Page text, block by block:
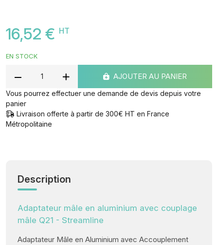
16,52 € HT
EN STOCK
AJOUTER AU PANIER
Vous pourrez effectuer une demande de devis depuis votre
panier
Livraison offerte à partir de 300€ HT en France
Métropolitaine
Description
Adaptateur mâle en aluminium avec couplage
mâle Q21 - Streamline
Adaptateur Mâle en Aluminium avec Accouplement